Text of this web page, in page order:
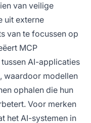
van veilige
uit externe
van te focussen op
MCP
AI-applicaties
waardoor modellen
ophalen die hun
Voor merken
het AI-systemen in